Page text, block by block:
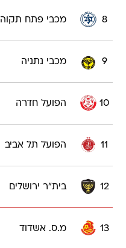
8 מכבי פתח תקוה
9 מכבי נתניה
10 הפועל חדרה
11 הפועל תל אביב
12 בית"ר ירושלים
13 מ.ס. אשדוד